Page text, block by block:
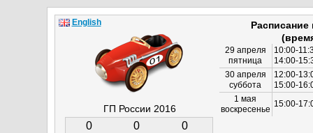
ГП России 2016
0 0 0
29 апреля
пятница
10:00-
14:00-
30 апреля
суббота
12:00-
15:00-
1 мая
воскресенье
15:00-
English